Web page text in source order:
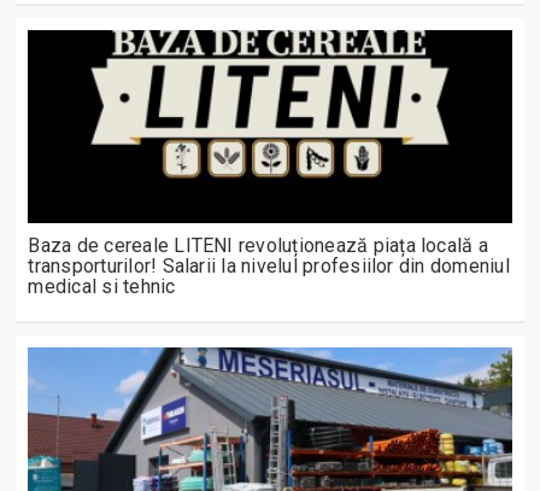
Baza de cereale LITENI revoluționează piața locală a
transporturilor! Salarii la nivelul profesiilor din domeniul
medical si tehnic